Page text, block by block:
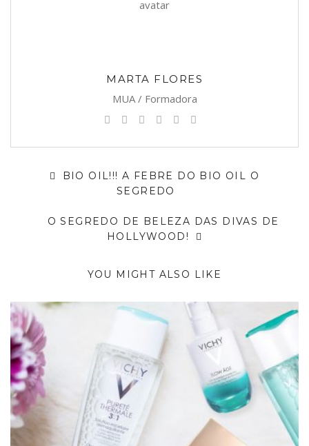
MARTA FLORES
MUA / Formadora
BIO OIL!!! A FEBRE DO BIO OIL O
SEGREDO
O SEGREDO DE BELEZA DAS DIVAS DE
HOLLYWOOD!
YOU MIGHT ALSO LIKE